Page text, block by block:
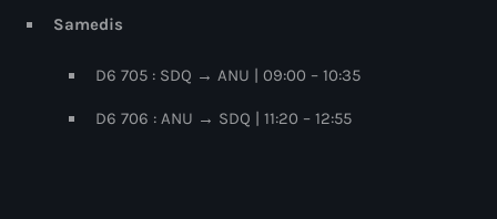
juillet 2024
juin 2024
mai 2024
Samedis
D6 705 : SDQ → ANU | 09:00 – 10:35
D6 706 : ANU → SDQ | 11:20 – 12:55